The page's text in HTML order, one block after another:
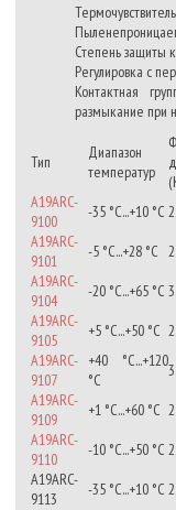
Степень защиты
Регулировка с
Контактная
размыкание при
Тип
Диапазон
температур
A19ARC-
9100
-35 °С...+10 °С
A19ARC-
9101
-5 °С...+28 °С
A19ARC-
9104
-20 °С...+65 °С
A19ARC-
9105
+5 °С...+50 °С
A19ARC-
9107
+40 °C...+120
°С
A19ARC-
9109
+1 °C...+60 °С
A19ARC-
9110
-10 °С...+50 °С
A19ARC-
9113
-35 °С...+10 °С